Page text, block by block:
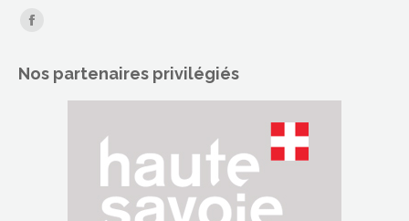
Trouvez nous sur :
La
Facebook
s'ouvre
Nos partenaires privilégiés